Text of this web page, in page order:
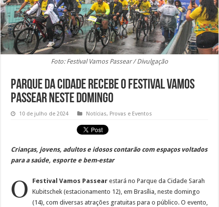
Foto: Festival Vamos Passear / Divulgação
Parque da Cidade recebe o Festival Vamos
Passear neste domingo
10 de julho de 2024 Notícias, Provas e Eventos
Crianças, jovens, adultos e idosos contarão com espaços voltados
para a saúde, esporte e bem-estar
O Festival Vamos Passear estará no Parque da Cidade Sarah
Kubitschek (estacionamento 12), em Brasília, neste domingo
(14), com diversas atrações gratuitas para o público. O evento,